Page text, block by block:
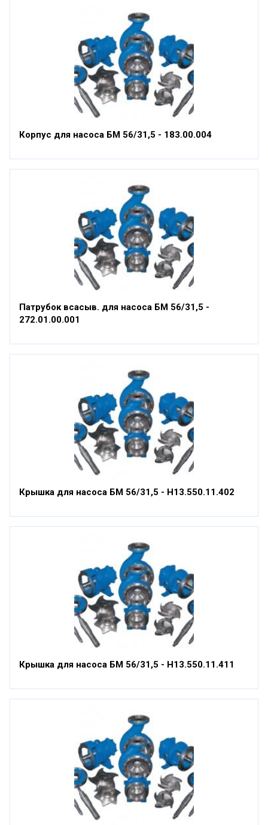
Корпус для насоса БМ 56/31,5 - 183.00.004
Патрубок всасыв. для насоса БМ 56/31,5 -
272.01.00.001
Крышка для насоса БМ 56/31,5 - Н13.550.11.402
Крышка для насоса БМ 56/31,5 - Н13.550.11.411